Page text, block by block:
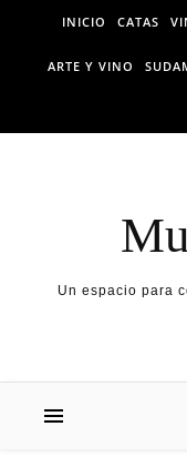
content
INICIO CATAS
ARTE Y VINO
Un espacio para